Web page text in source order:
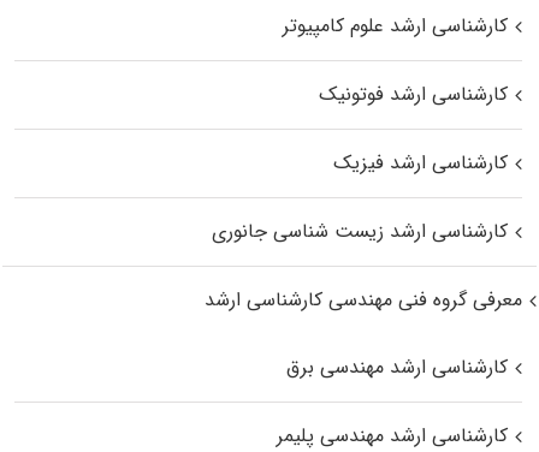
کارشناسی ارشد علوم کامپیوتر
کارشناسی ارشد فوتونیک
کارشناسی ارشد فیزیک
کارشناسی ارشد زیست‌ شناسی جانوری
معرفی گروه فنی مهندسی کارشناسی ارشد
کارشناسی ارشد مهندسی برق
کارشناسی ارشد مهندسی پلیمر